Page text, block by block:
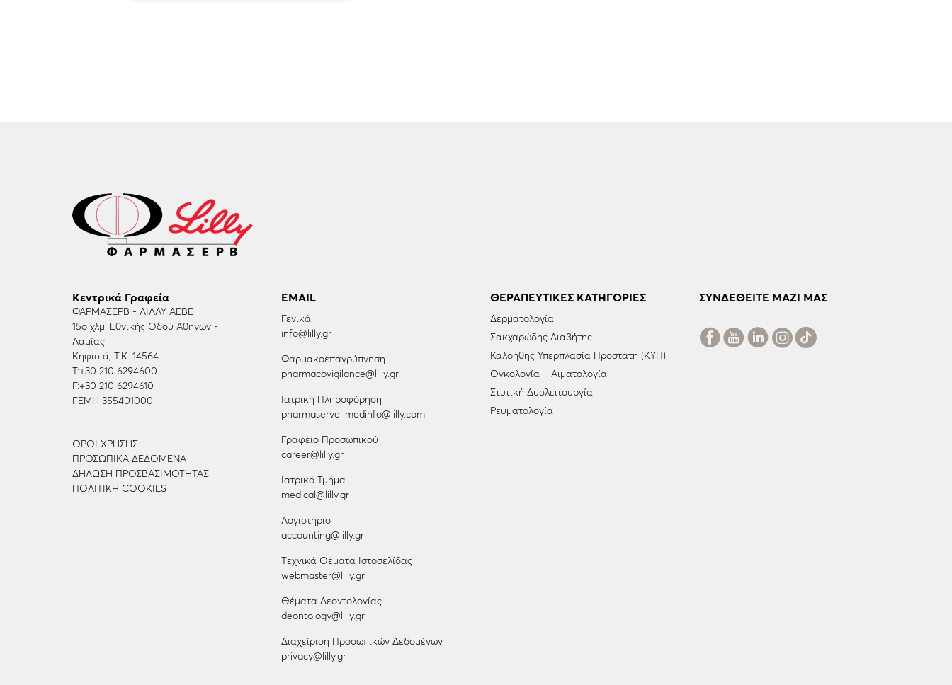
Κεντρικά Γραφεία
ΦΑΡΜΑΣΕΡΒ - ΛΙΛΛΥ ΑΕΒΕ
15ο χλμ. Εθνικής Οδού Αθηνών -
Λαμίας
Κηφισιά, Τ.Κ: 14564
Τ:+30 210 6294600
F:+30 210 6294610
ΓΕΜΗ 355401000
ΌΡΟΙ ΧΡΉΣΗΣ
ΠΡΟΣΩΠΙΚΆ ΔΕΔΟΜΈΝΑ
ΔΉΛΩΣΗ ΠΡΟΣΒΑΣΙΜΌΤΗΤΑΣ
ΠΟΛΙΤΙΚΉ COOKIES
EMAIL
Γενικά
info@lilly.gr
Φαρμακοεπαγρύπνηση
pharmacovigilance@lilly.gr
Ιατρική Πληροφόρηση
pharmaserve_medinfo@lilly.com
Γραφείο Προσωπικού
career@lilly.gr
Ιατρικό Τμήμα
medical@lilly.gr
Λογιστήριο
accounting@lilly.gr
Tεχνικά Θέματα Ιστοσελίδας
webmaster@lilly.gr
Θέματα Δεοντολογίας
deontology@lilly.gr
Διαχείριση Προσωπικών Δεδομένων
privacy@lilly.gr
ΘΕΡΑΠΕΥΤΙΚΈΣ ΚΑΤΗΓΟΡΊΕΣ
Δερματολογία
Σακχαρώδης Διαβήτης
Καλοήθης Υπερπλασία Προστάτη (ΚΥΠ)
Ογκολογία – Αιματολογία
Στυτική Δυσλειτουργία
Ρευματολογία
ΣΥΝΔΕΘΕΙΤΕ ΜΑΖΙ ΜΑΣ